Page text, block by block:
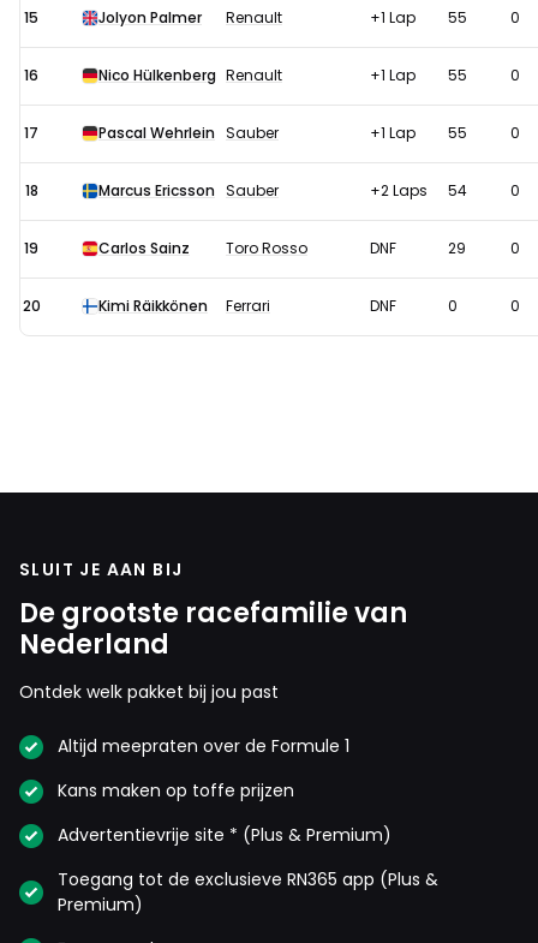
15 Jolyon Palmer Renault +1 Lap 55 0
16 Nico Hülkenberg Renault +1 Lap 55 0
17 Pascal Wehrlein Sauber +1 Lap 55 0
18 Marcus Ericsson Sauber +2 Laps 54 0
19 Carlos Sainz Toro Rosso DNF 29 0
20 Kimi Räikkönen Ferrari DNF 0 0
SLUIT JE AAN BIJ
De grootste racefamilie van
Nederland
Ontdek welk pakket bij jou past
Altijd meepraten over de Formule 1
Kans maken op toffe prijzen
Advertentievrije site * (Plus & Premium)
Toegang tot de exclusieve RN365 app (Plus &
Premium)